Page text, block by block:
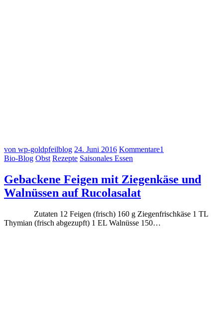
von wp-goldpfeilblog 24. Juni 2016 Kommentare1
Bio-Blog Obst Rezepte Saisonales Essen
Gebackene Feigen mit Ziegenkäse und
Walnüssen auf Rucolasalat
Zutaten 12 Feigen (frisch) 160 g Ziegenfrischkäse 1 TL
Thymian (frisch abgezupft) 1 EL Walnüsse 150…